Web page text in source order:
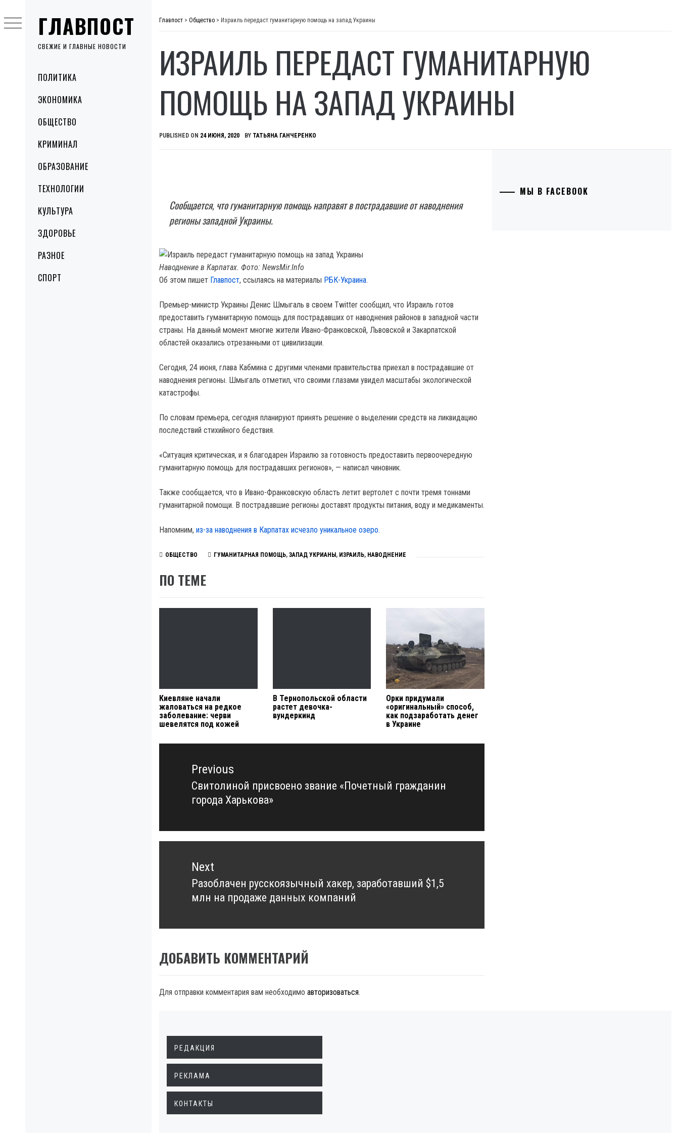
ГЛАВПОСТ
СВЕЖИЕ И ГЛАВНЫЕ НОВОСТИ
MenuПОЛИТИКА
ЭКОНОМИКА
ОБЩЕСТВО
КРИМИНАЛ
ОБРАЗОВАНИЕ
ТЕХНОЛОГИИ
КУЛЬТУРА
ЗДОРОВЬЕ
РАЗНОЕ
СПОРТ
to
content
Главпост > Общество > Израиль передаст гуманитарную помощь на запад Украины
ИЗРАИЛЬ ПЕРЕДАСТ ГУМАНИТАРНУЮ
ПОМОЩЬ НА ЗАПАД УКРАИНЫ
PUBLISHED ON 24 ИЮНЯ, 2020 BY ТАТЬЯНА ГАНЧЕРЕНКО
Сообщается, что гуманитарную помощь направят в пострадавшие от наводнения
регионы западной Украины.
Наводнение в Карпатах. Фото: NewsMir.Info
Об этом пишет Главпост, ссылаясь на материалы РБК-Украина.
Премьер-министр Украины Денис Шмыгаль в своем Twitter сообщил, что Израиль готов
предоставить гуманитарную помощь для пострадавших от наводнения районов в западной части
страны. На данный момент многие жители Ивано-Франковской, Львовской и Закарпатской
областей оказались отрезанными от цивилизации.
Сегодня, 24 июня, глава Кабмина с другими членами правительства приехал в пострадавшие от
наводнения регионы. Шмыгаль отметил, что своими глазами увидел масштабы экологической
катастрофы.
По словам премьера, сегодня планируют принять решение о выделении средств на ликвидацию
последствий стихийного бедствия.
«Ситуация критическая, и я благодарен Израилю за готовность предоставить первоочередную
гуманитарную помощь для пострадавших регионов», — написал чиновник.
Также сообщается, что в Ивано-Франковскую область летит вертолет с почти тремя тоннами
гуманитарной помощи. В пострадавшие регионы доставят продукты питания, воду и медикаменты.
Напомним, из-за наводнения в Карпатах исчезло уникальное озеро.
ОБЩЕСТВО ГУМАНИТАРНАЯ ПОМОЩЬ, ЗАПАД УКРИАНЫ , ИЗРАИЛЬ, НАВОДНЕНИЕ
ПО ТЕМЕ
Киевляне начали
жаловаться на редкое
заболевание: черви
шевелятся под кожей
В Тернопольской области
растет девочка-
вундеркинд
Орки придумали
«оригинальный» способ,
как подзаработать денег
в Украине
Навигация
записямPrevious
Previous
post:
Свитолиной присвоено звание «Почетный гражданин
города Харькова»
Next
Next
post:
Разоблачен русскоязычный хакер, заработавший $1,5
млн на продаже данных компаний
ДОБАВИТЬ КОММЕНТАРИЙ
Для отправки комментария вам необходимо авторизоваться.
МЫ В FACEBOOK
РЕДАКЦИЯ
РЕКЛАМА
КОНТАКТЫ